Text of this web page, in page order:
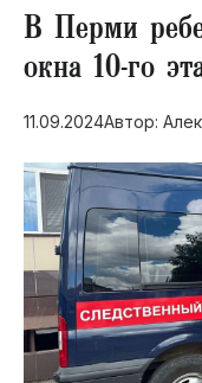
СВО
Выборы в
Инфраструктура
Благоустройство
В Перми
окна 10-го
11.09.2024Автор: